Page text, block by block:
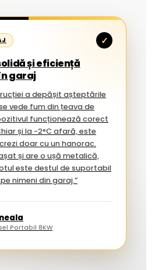
✓
și eficiență
garaj
a depășit așteptările
de
funcționează corect
și la -2°C afară, este
și are o ușă metalică,
este destul de suportabil
și nu deranjează pe nimeni din garaj.”
Portabil 8KW